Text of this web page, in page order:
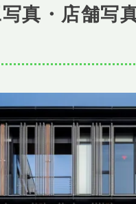
真・店舗写